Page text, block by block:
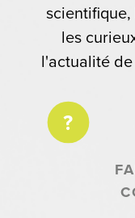
les
l'actualité